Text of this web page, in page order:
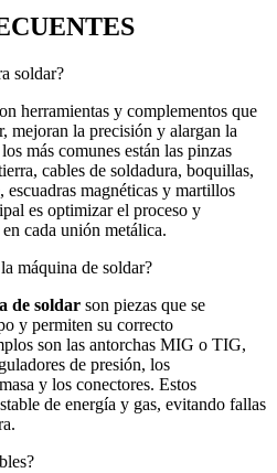
soldar?
herramientas y complementos que
mejoran la precisión y alargan la
más comunes están las pinzas
cables de soldadura, boquillas,
escuadras magnéticas y martillos
es optimizar el proceso y
cada unión metálica.
máquina de soldar?
de soldar son piezas que se
y permiten su correcto
son las antorchas MIG o TIG,
de presión, los
y los conectores. Estos
de energía y gas, evitando fallas